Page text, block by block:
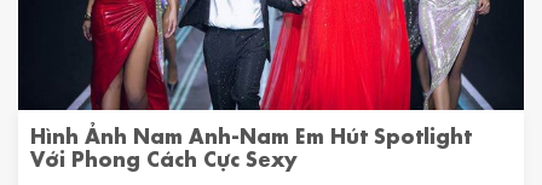
Hình Ảnh Nam Anh-Nam Em Hút Spotlight
Với Phong Cách Cực Sexy